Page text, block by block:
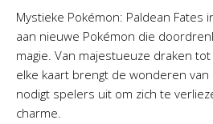
Mystieke Pokémon: Paldean
aan nieuwe Pokémon die
magie. Van majestueuze draken
elke kaart brengt de wonderen
nodigt spelers uit om zich te
charme.